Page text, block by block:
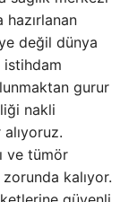
değil dünya
istihdam
gurur
nakli
ve tümör
kalıyor.